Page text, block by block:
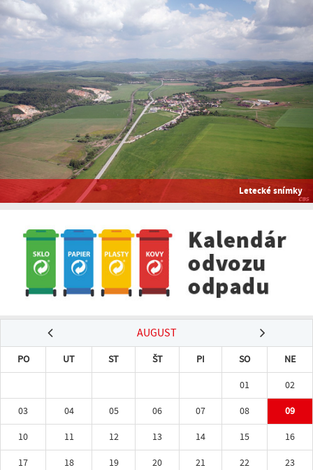
Letecké snímky
AUGUST
PO UT ST ŠT PI SO
NE
01
02
03
04 05 06 07 08
09
10
11 12 13 14 15
16
17
18 19 20 21 22
23